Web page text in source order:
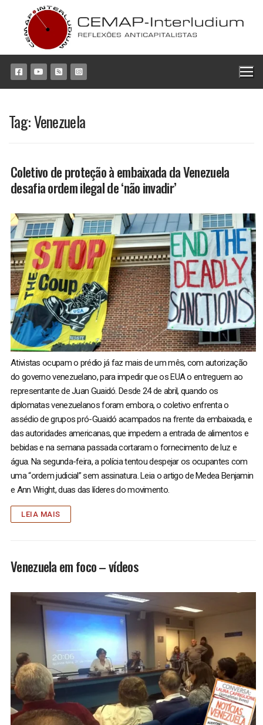
conteúdo
Tag:Venezuela
Coletivo de proteção à embaixada da Venezuela
desafia ordem ilegal de ‘não invadir’
Ativistas ocupam o prédio já faz mais de um mês, com autorização
do governo venezuelano, para impedir que os EUA o entreguem ao
representante de Juan Guaidó. Desde 24 de abril, quando os
diplomatas venezuelanos foram embora, o coletivo enfrenta o
assédio de grupos pró-Guaidó acampados na frente da embaixada, e
das autoridades americanas, que impedem a entrada de alimentos e
bebidas e na semana passada cortaram o fornecimento de luz e
água. Na segunda-feira, a polícia tentou despejar os ocupantes com
uma “ordem judicial” sem assinatura. Leia o artigo de Medea Benjamin
e Ann Wright, duas das líderes do movimento.
LEIA MAIS
Venezuela em foco – vídeos